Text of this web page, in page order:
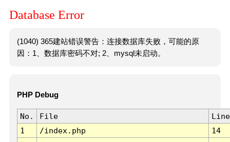
Database Error
(1040) 365建站错误警告：连接数据库失败，可能的原
因：1、数据库密码不对; 2、mysql未启动。
PHP Debug
No. File
Line
1
/index.php 14